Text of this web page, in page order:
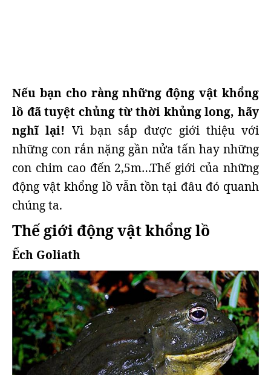
Nếu bạn cho rằng những động vật khổng
lồ đã tuyệt chủng từ thời khủng long, hãy
nghĩ lại! Vì bạn sắp được giới thiệu với
những con rắn nặng gần nửa tấn hay những
con chim cao đến 2,5m…Thế giới của những
động vật khổng lồ vẫn tồn tại đâu đó quanh
chúng ta.
Thế giới động vật khổng lồ
Ếch Goliath